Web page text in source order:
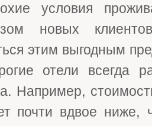
условия
новых
этим выгодным
отели всегда
Например,
почти вдвое ниже,